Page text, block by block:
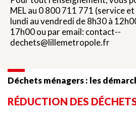
MEL au 0 800 711 771 (service
lundi au vendredi de 8h30 à
17h00 ou par email: contact-­
dechets@lillemetropole.fr
Déchets ménagers : les
RÉDUCTION DES